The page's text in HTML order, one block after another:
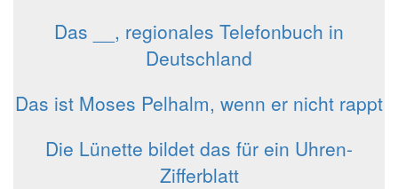
Das __, regionales Telefonbuch in
Deutschland
Das ist Moses Pelhalm, wenn er nicht rappt
Die Lünette bildet das für ein Uhren-
Zifferblatt